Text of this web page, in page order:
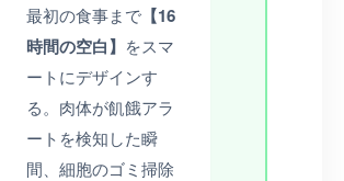
最初の食事まで 【16
時間の空白】 をスマ
ートにデザインす
る。肉体が飢餓アラ
ートを検知した瞬
間、細胞のゴミ掃除